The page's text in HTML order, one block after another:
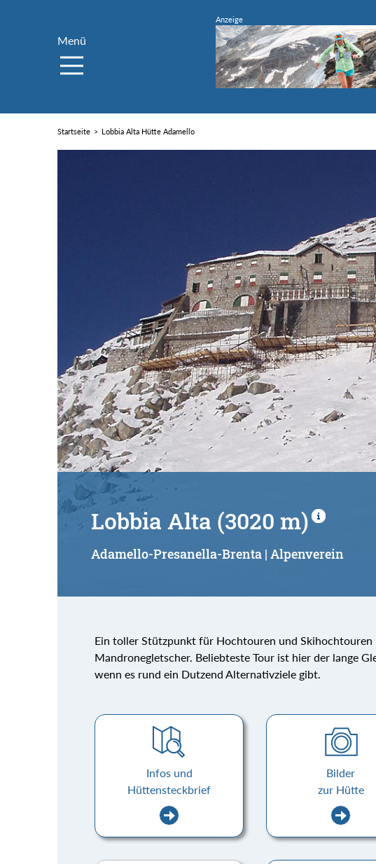
Menü
Startseite Lobbia Alta Hütte Adamello
Lobbia Alta (3020 m)
Adamello-Presanella-Brenta | Alpenverein
Ein toller Stützpunkt für Hochtouren und
Mandronegletscher. Beliebteste Tour ist hier der lange
wenn es rund ein Dutzend Alternativziele gibt.
Infos und
Hüttensteckbrief
Bilder
zur Hütte